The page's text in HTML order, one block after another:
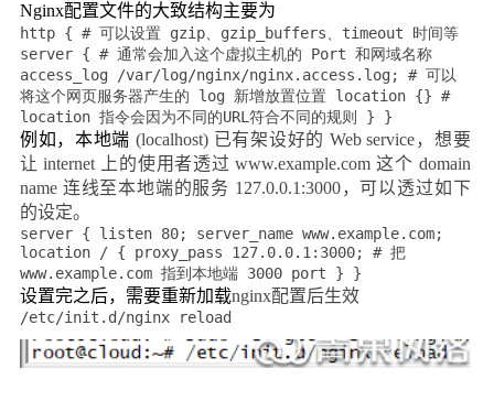
Nginx配置文件的大致结构主要为
http { # 可以设置 gzip、gzip_buffers、timeout 时间等
server { # 通常会加入这个虚拟主机的 Port 和网域名称
access_log /var/log/nginx/nginx.access.log; # 可以
将这个网页服务器产生的 log 新增放置位置 location {} #
location 指令会因为不同的URL符合不同的规则 } }
例如，本地端 (localhost) 已有架设好的 Web service，想要
让internet 上的使用者透过www.example.com这个 domain
name 连线至本地端的服务 127.0.0.1:3000，可以透过如下
的设定。
server { listen 80; server_name www.example.com;
location / { proxy_pass 127.0.0.1:3000; # 把
www.example.com 指到本地端 3000 port } }
设置完之后，需要重新加载nginx配置后生效
/etc/init.d/nginx reload